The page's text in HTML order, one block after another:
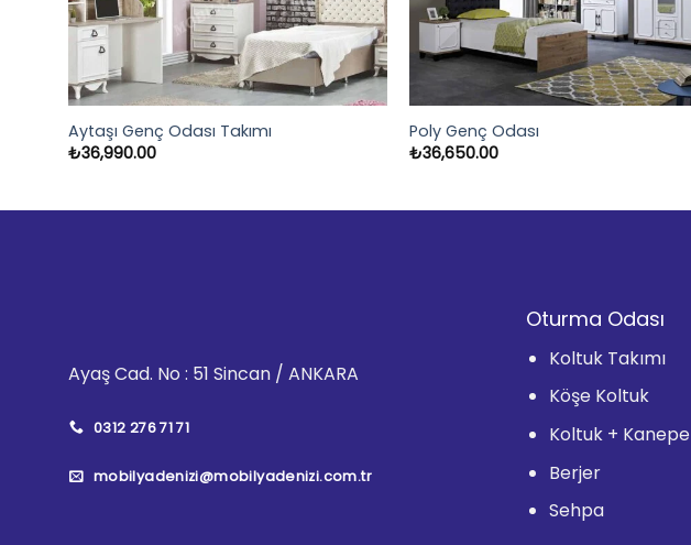
Aytaşı Genç Odası Takımı
₺36,990.00
Poly Genç Odası
₺36,650.00
Ayaş Cad. No : 51 Sincan / ANKARA
0312 276 71 71
mobilyadenizi@mobilyadenizi.com.tr
Oturma Odası
Koltuk Takımı
Köşe Koltuk
Koltuk + Kanepe
Berjer
Sehpa